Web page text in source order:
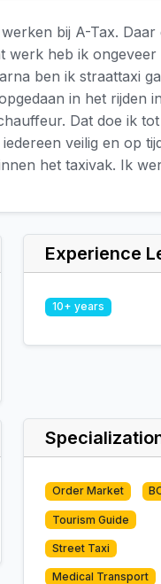
bij A-Tax.
werk heb ik
ben ik straattaxi
in het rijden
Dat doe ik
veilig en op
het taxivak. Ik
Experience
10+ years
Order Market
Tourism Guide
Street Taxi
Medical Transport